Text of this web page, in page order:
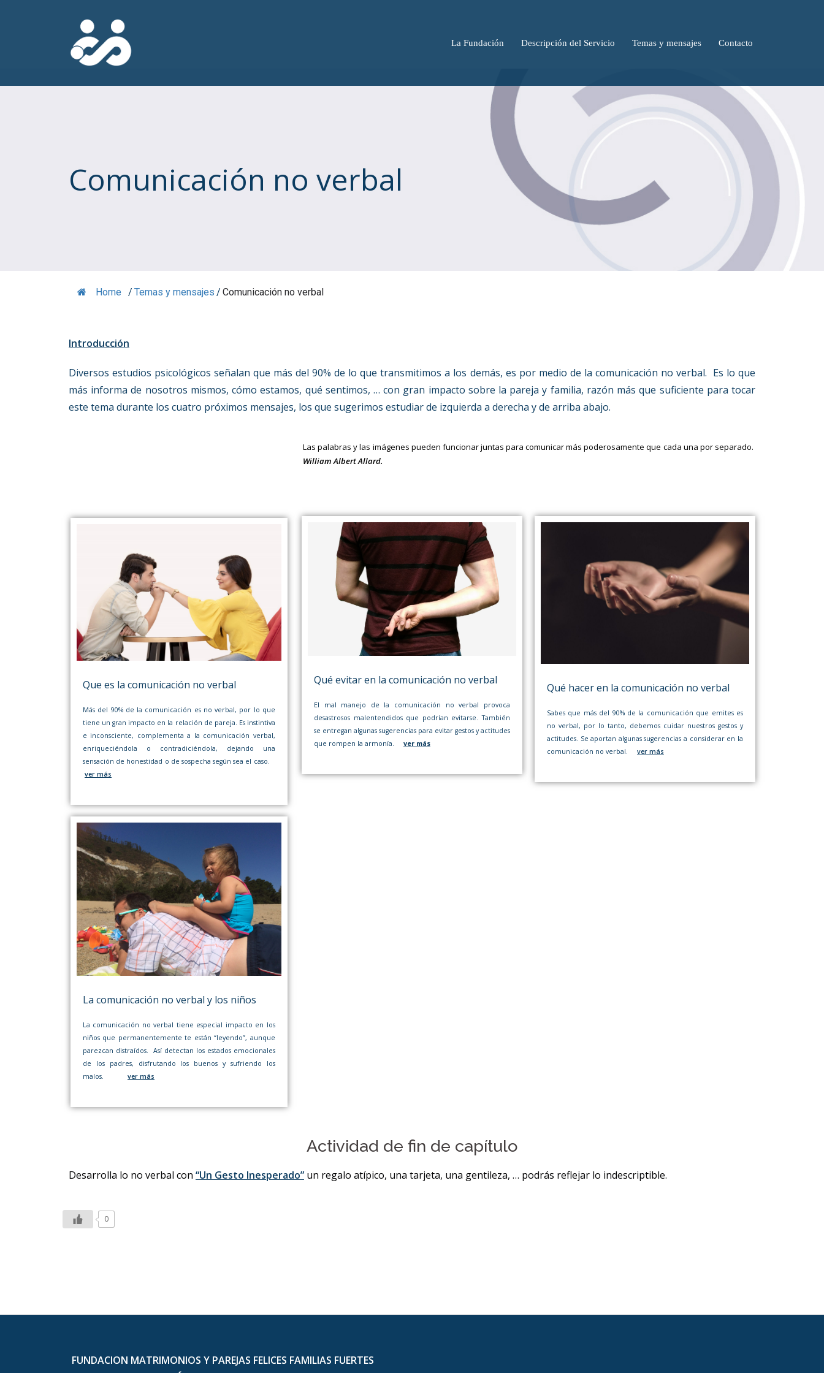
La Fundación Descripción del Servicio Temas y mensajes Contacto
Comunicación no verbal
Home / Temas y mensajes / Comunicación no verbal
Introducción
Diversos estudios psicológicos señalan que más del 90% de lo que transmitimos a los demás, es por medio de la comunicación no verbal. Es lo que
más informa de nosotros mismos, cómo estamos, qué sentimos, … con gran impacto sobre la pareja y familia, razón más que suficiente para tocar
este tema durante los cuatro próximos mensajes, los que sugerimos estudiar de izquierda a derecha y de arriba abajo.
Las palabras y las imágenes pueden funcionar juntas para comunicar más poderosamente que cada una por separado.
William Albert Allard.
Que es la comunicación no verbal
Más del 90% de la comunicación es no verbal, por lo que
tiene un gran impacto en la relación de pareja. Es instintiva
e inconsciente, complementa a la comunicación verbal,
enriqueciéndola o contradiciéndola, dejando una
sensación de honestidad o de sospecha según sea el caso.
ver más
La comunicación no verbal y los niños
La comunicación no verbal tiene especial impacto en los
niños que permanentemente te están “leyendo”, aunque
parezcan distraídos. Así detectan los estados emocionales
de los padres, disfrutando los buenos y sufriendo los
malos. ver más
Qué evitar en la comunicación no verbal
El mal manejo de la comunicación no verbal provoca
desastrosos malentendidos que podrían evitarse. También
se entregan algunas sugerencias para evitar gestos y actitudes
que rompen la armonía. ver más
Qué hacer en la comunicación no verbal
Sabes que más del 90% de la comunicación que emites es
no verbal, por lo tanto, debemos cuidar nuestros gestos y
actitudes. Se aportan algunas sugerencias a considerar en la
comunicación no verbal. ver más
Actividad de fin de capítulo
Desarrolla lo no verbal con “Un Gesto Inesperado” un regalo atípico, una tarjeta, una gentileza, … podrás reflejar lo indescriptible.
0
FUNDACION MATRIMONIOS Y PAREJAS FELICES FAMILIAS FUERTES